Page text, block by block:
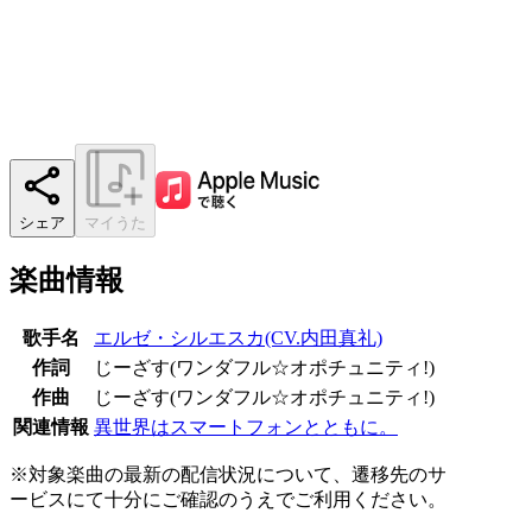
シェア マイうた
楽曲情報
歌手名
エルゼ・シルエスカ(CV.内田真礼)
作詞
じーざす(ワンダフル☆オポチュニティ!)
作曲
じーざす(ワンダフル☆オポチュニティ!)
関連情報 異世界はスマートフォンとともに。
※対象楽曲の最新の配信状況について、遷移先のサ
ービスにて十分にご確認のうえでご利用ください。